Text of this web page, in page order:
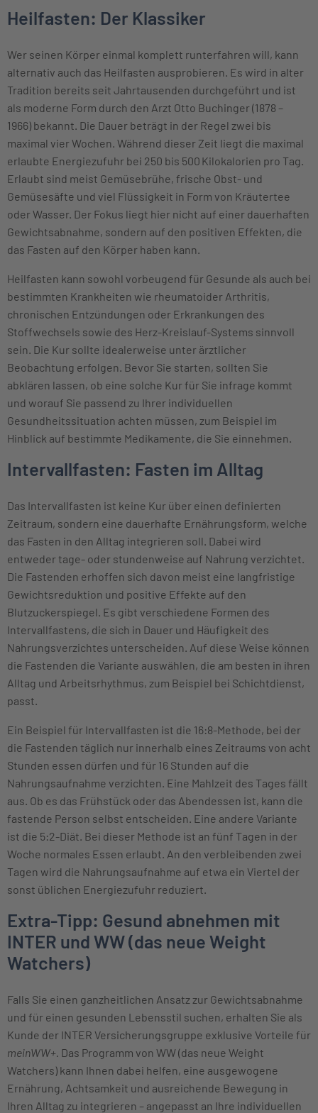
Heilfasten: Der Klassiker
Wer seinen Körper einmal komplett runterfahren will, kann
alternativ auch das Heilfasten ausprobieren. Es wird in alter
Tradition bereits seit Jahrtausenden durchgeführt und ist
als moderne Form durch den Arzt Otto Buchinger (1878 –
1966) bekannt. Die Dauer beträgt in der Regel zwei bis
maximal vier Wochen. Während dieser Zeit liegt die maximal
erlaubte Energiezufuhr bei 250 bis 500 Kilokalorien pro Tag.
Erlaubt sind meist Gemüsebrühe, frische Obst- und
Gemüsesäfte und viel Flüssigkeit in Form von Kräutertee
oder Wasser. Der Fokus liegt hier nicht auf einer dauerhaften
Gewichtsabnahme, sondern auf den positiven Effekten, die
das Fasten auf den Körper haben kann.
Heilfasten kann sowohl vorbeugend für Gesunde als auch bei
bestimmten Krankheiten wie rheumatoider Arthritis,
chronischen Entzündungen oder Erkrankungen des
Stoffwechsels sowie des Herz-Kreislauf-Systems sinnvoll
sein. Die Kur sollte idealerweise unter ärztlicher
Beobachtung erfolgen. Bevor Sie starten, sollten Sie
abklären lassen, ob eine solche Kur für Sie infrage kommt
und worauf Sie passend zu Ihrer individuellen
Gesundheitssituation achten müssen, zum Beispiel im
Hinblick auf bestimmte Medikamente, die Sie einnehmen.
Intervallfasten: Fasten im Alltag
Das Intervallfasten ist keine Kur über einen definierten
Zeitraum, sondern eine dauerhafte Ernährungsform, welche
das Fasten in den Alltag integrieren soll. Dabei wird
entweder tage- oder stundenweise auf Nahrung verzichtet.
Die Fastenden erhoffen sich davon meist eine langfristige
Gewichtsreduktion und positive Effekte auf den
Blutzuckerspiegel. Es gibt verschiedene Formen des
Intervallfastens, die sich in Dauer und Häufigkeit des
Nahrungsverzichtes unterscheiden. Auf diese Weise können
die Fastenden die Variante auswählen, die am besten in ihren
Alltag und Arbeitsrhythmus, zum Beispiel bei Schichtdienst,
passt.
Ein Beispiel für Intervallfasten ist die 16:8-Methode, bei der
die Fastenden täglich nur innerhalb eines Zeitraums von acht
Stunden essen dürfen und für 16 Stunden auf die
Nahrungsaufnahme verzichten. Eine Mahlzeit des Tages fällt
aus. Ob es das Frühstück oder das Abendessen ist, kann die
fastende Person selbst entscheiden. Eine andere Variante
ist die 5:2-Diät. Bei dieser Methode ist an fünf Tagen in der
Woche normales Essen erlaubt. An den verbleibenden zwei
Tagen wird die Nahrungsaufnahme auf etwa ein Viertel der
sonst üblichen Energiezufuhr reduziert.
Extra-Tipp: Gesund abnehmen mit
INTER und WW (das neue Weight
Watchers)
Falls Sie einen ganzheitlichen Ansatz zur Gewichtsabnahme
und für einen gesunden Lebensstil suchen, erhalten Sie als
Kunde der INTER Versicherungsgruppe exklusive Vorteile für
meinWW+. Das Programm von WW (das neue Weight
Watchers) kann Ihnen dabei helfen, eine ausgewogene
Ernährung, Achtsamkeit und ausreichende Bewegung in
Ihren Alltag zu integrieren – angepasst an Ihre individuellen